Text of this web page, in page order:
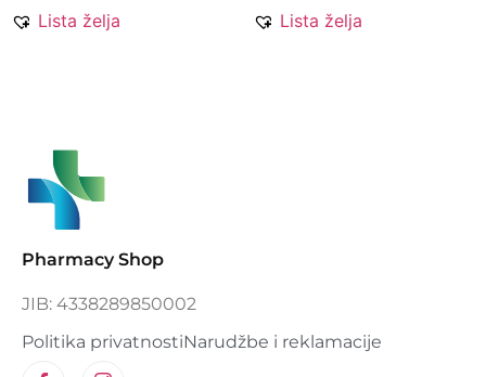
Lista želja
Lista želja
Pharmacy Shop
JIB: 4338289850002
Politika privatnostiNarudžbe i reklamacije